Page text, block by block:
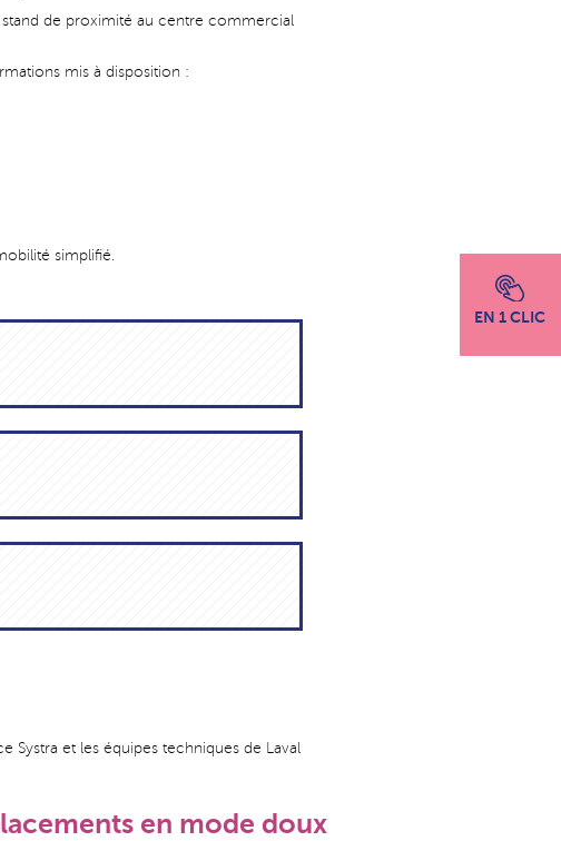
EN 1 CLIC
de proximité au centre commercial
mis à disposition :
simplifié.
Systra et les équipes techniques de Laval
en mode doux